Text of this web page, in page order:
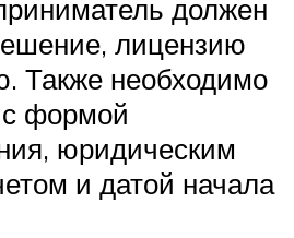
должен
лицензию
Также необходимо
с формой
юридическим
и датой начала